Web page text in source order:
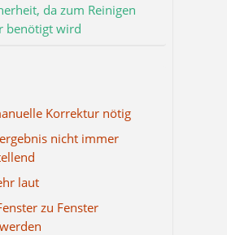
da zum Reinigen
benötigt wird
Korrektur nötig
nicht immer
laut
zu Fenster